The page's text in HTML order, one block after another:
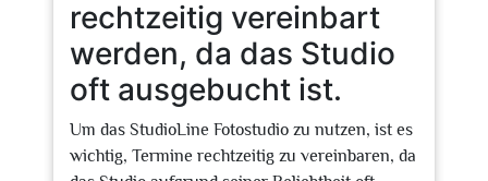
rechtzeitig vereinbart
werden, da das Studio
oft ausgebucht ist.
Um das StudioLine Fotostudio zu nutzen, ist es
wichtig, Termine rechtzeitig zu vereinbaren, da